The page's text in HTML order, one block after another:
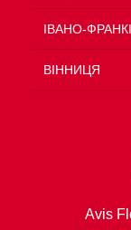
ІВАНО-
ВІННИЦЯ
Avis